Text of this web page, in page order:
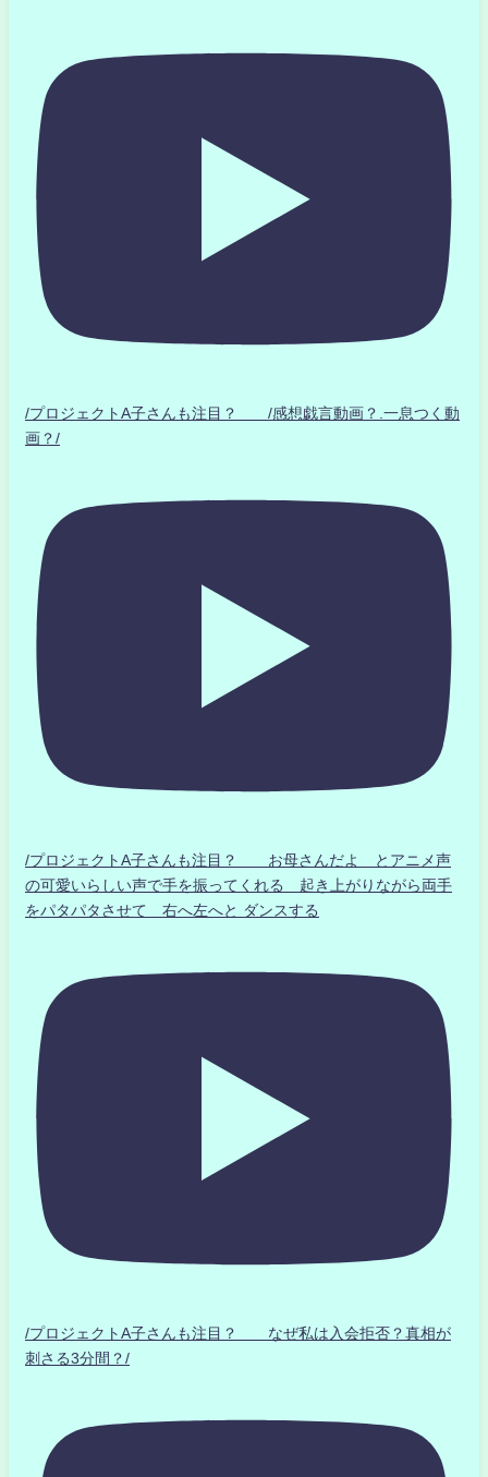
/プロジェクトA子さんも注目？ /感想戯言動画？.一息つく動
画？/
/プロジェクトA子さんも注目？ お母さんだよ とアニメ声
の可愛いらしい声で手を振ってくれる 起き上がりながら両手
をパタパタさせて 右へ左へと ダンスする
/プロジェクトA子さんも注目？ なぜ私は入会拒否？真相が
刺さる3分間？/